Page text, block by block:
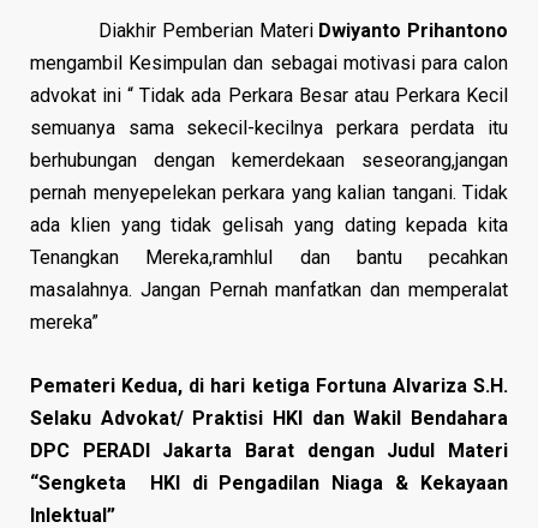
Diakhir Pemberian Materi Dwiyanto Prihantono
mengambil Kesimpulan dan sebagai motivasi para calon
advokat ini “ Tidak ada Perkara Besar atau Perkara Kecil
semuanya sama sekecil-kecilnya perkara perdata itu
berhubungan dengan kemerdekaan seseorang,jangan
pernah menyepelekan perkara yang kalian tangani. Tidak
ada klien yang tidak gelisah yang dating kepada kita
Tenangkan Mereka,ramhlul dan bantu pecahkan
masalahnya. Jangan Pernah manfatkan dan memperalat
mereka”
Pemateri Kedua, di hari ketiga Fortuna Alvariza S.H.
Selaku Advokat/ Praktisi HKI dan Wakil Bendahara
DPC PERADI Jakarta Barat dengan Judul Materi
“Sengketa HKI di Pengadilan Niaga & Kekayaan
Inlektual”